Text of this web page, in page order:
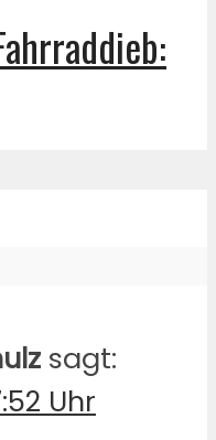
sagt:
Uhr